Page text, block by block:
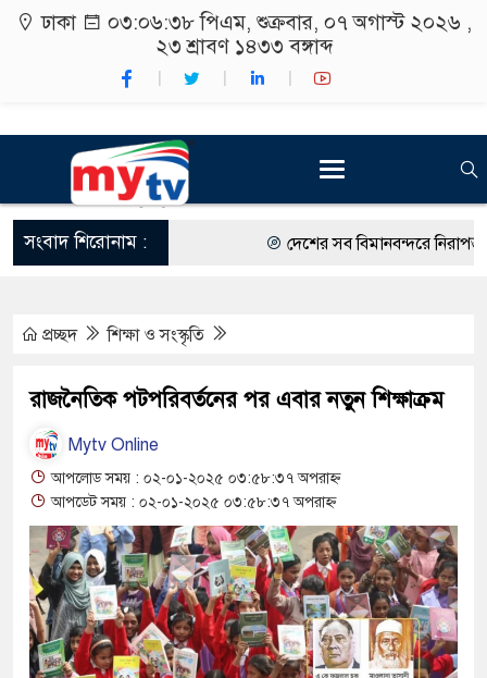
ঢাকা ০৩:০৬:৩৯ পিএম, শুক্রবার, ০৭ অগাস্ট ২০২৬ ,
২৩ শ্রাবণ ১৪৩৩ বঙ্গাব্দ
সংবাদ শিরোনাম : দেশের সব বিমানবন্দরে নিরাপত্তা
রং ফর্সাকারী ৮ ব্র্যান্ডের ক্রিমে
থাকায় বিক্রিতে নিষেধাজ্ঞা
অত্যাচারের ছবি যেন আর তুলতে
আলাল
‘গুলশানের চামেলি’তে ভিন্ন রূপে
প্রচ্ছদ শিক্ষা ও সংস্কৃতি
রাজনৈতিক পটপরিবর্তনের পর এবার নতুন শিক্ষাক্রম
Mytv Online
আপলোড সময় : ০২-০১-২০২৫ ০৩:৫৮:৩৭ অপরাহ্ন
আপডেট সময় : ০২-০১-২০২৫ ০৩:৫৮:৩৭ অপরাহ্ন